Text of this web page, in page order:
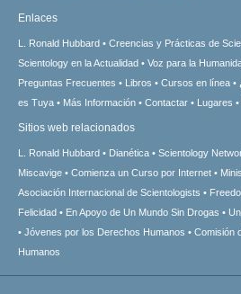
Enlaces
L. Ronald Hubbard Creencias y Prácticas de
Scientology en la Actualidad
Voz para la
Preguntas Frecuentes
Libros Cursos en línea
es Tuya
Más Información Contactar Lugares
Sitios web relacionados
L. Ronald Hubbard Dianética Scientology
Miscavige
Comienza un Curso por Internet
Asociación Internacional de Scientologists
Felicidad
En Apoyo de Un Mundo Sin Drogas
Jóvenes por los Derechos Humanos
Comisión
Humanos